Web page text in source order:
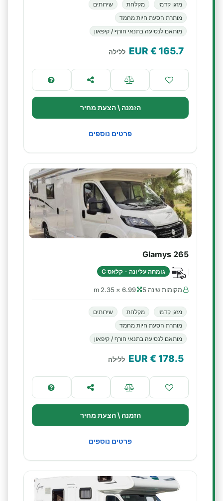
מזגן קדמי מקלחת
שירותים
מותרת הסעת חיות מחמד
מותאם לנסיעה בתנאי חורף / קיפאון
165.7
€ EUR ללילה
הזמנה \ הצעת מחיר
פרטים נוספים
Glamys 265
גומחה עליונה - קלאס C
מקומות שינה 5 6.99 × 2.35 m
מזגן קדמי מקלחת
שירותים
מותרת הסעת חיות מחמד
מותאם לנסיעה בתנאי חורף / קיפאון
178.5
€ EUR ללילה
הזמנה \ הצעת מחיר
פרטים נוספים